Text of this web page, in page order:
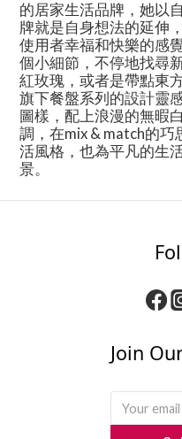
的居家生活品牌，她以
牌就是自身想法的延伸
使用者幸福和快樂的感
個小細節，不停地找尋
紅玫瑰，或者是帶點東
旗下餐盤系列的設計靈
圖樣，配上浪漫的無暇
調，在mix & match的
活風格，也為平凡的生
景。
Join